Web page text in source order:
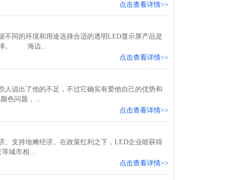
点击查看详情>>
同的环境和用途选择合适的透明LED显示屏产品是
选择。 海边...
点击查看详情>>
说出了他的不足，不过它确实有爱他自己的优势和
色问题，...
点击查看详情>>
、支持地摊经济。在政策红利之下，LED企业能获得
城市相...
点击查看详情>>